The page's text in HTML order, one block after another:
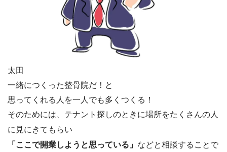
太田
一緒につくった整骨院だ！と
思ってくれる人を一人でも多くつくる！
そのためには、テナント探しのときに場所をたくさんの人
に見にきてもらい
「ここで開業しようと思っている」 などと相談することで